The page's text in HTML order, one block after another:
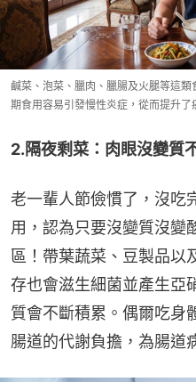
鹹菜、泡菜、臘肉、臘腸及火腿等這
期食用容易引發慢性炎症，從而提升了
2.隔夜剩菜：肉眼沒變質
老一輩人節儉慣了，沒吃
用，認為只要沒變質沒變
區！帶葉蔬菜、豆製品以
存也會滋生細菌並產生亞
質會不斷積累。偶爾吃身
腸道的代謝負擔，為腸道